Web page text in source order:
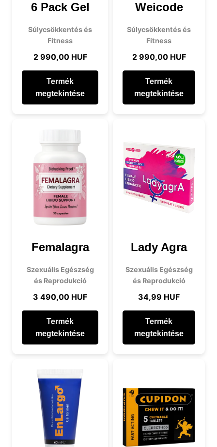
6 Pack Gel
Súlycsökkentés és
Fitness
2 990,00 HUF
Termék
megtekintése
Weicode
Súlycsökkentés és
Fitness
2 990,00 HUF
Termék
megtekintése
Femalagra
Szexuális Egészség
és Reprodukció
3 490,00 HUF
Termék
megtekintése
Lady Agra
Szexuális Egészség
és Reprodukció
34,99 HUF
Termék
megtekintése